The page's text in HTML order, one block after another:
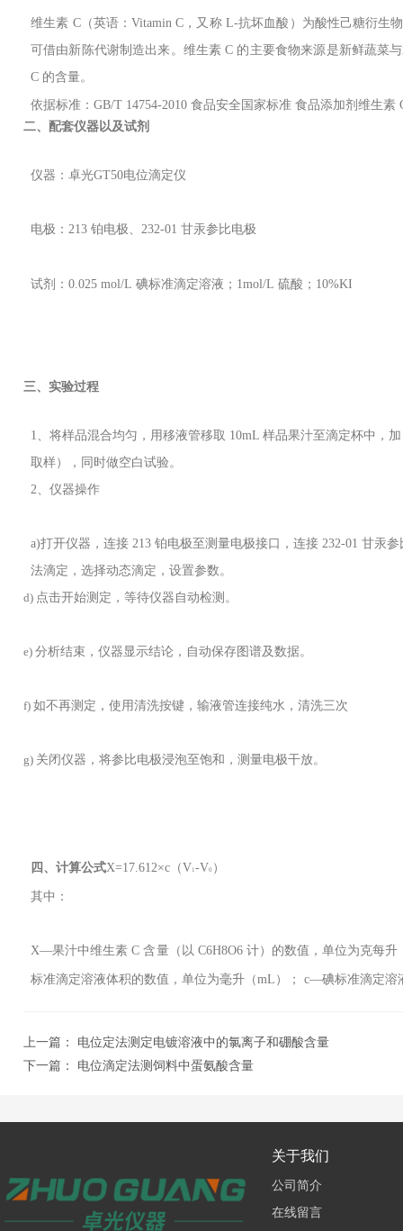
维生素 C（英语：Vitamin C ，又称 L-抗坏血酸 ） 为酸性己糖衍生
可借由新陈代谢制造出来。维生素C 的主要食物来源是新鲜蔬菜
C 的含量。
依据标准 ：GB/T 14754-2010 食品安全国家标准 食品添加剂维生素
二、配套仪器以及试剂
仪器： 卓光GT50电位滴定仪
电极：213 铂电极、 232-01 甘汞参比电极
试剂：0.025 mol/L 碘标准滴定溶液；1mol/L 硫酸；10%KI
三、实验过程
1 、将样品混合均匀，用移液管移取 10mL 样品果汁至滴定杯中，
取样），同时做空白试验。
2、仪器操作
a)打开仪器，连接213 铂电极至测量电极接口，连接232-01 甘汞参
法滴定，选择动态滴定，设置参数。
d) 点击开始测定，等待仪器自动检测。
e) 分析结束，仪器显示结论，自动保存图谱及数据。
f) 如不再测定，使用清洗按键，输液管连接纯水，清洗三次
g) 关闭仪器，将参比电极浸泡至饱和，测量电极干放。
四、计算公式X=17.612×c（V -V0 ）
其中：
X—果汁中维生素 C 含量（以 C6H8O6 计）的数值，单位为克每
标准滴定溶液体积的数值，单位为毫升（mL）； c—碘标准滴定溶
上一篇： 电位定法测定电镀溶液中的氯离子和硼酸含量
下一篇： 电位滴定法测饲料中蛋氨酸含量
关于我们
公司简介
在线留言